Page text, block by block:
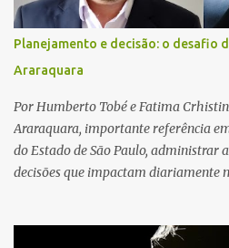
motorista não respondeu aos
da Unidade de Suporte Avançado
Fonte: São Carlos Agora
Planejamento e decisão: o desafio
Araraquara
Por Humberto Tobé e Fatima
Araraquara, importante referência
do Estado de São Paulo, administrar
decisões que impactam diariamente
município, mas também de diversas